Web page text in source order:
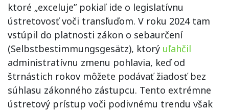
ktoré „exceluje” pokiaľ ide o legislatívnu
ústretovosť voči transľuďom. V roku 2024 tam
vstúpil do platnosti zákon o sebaurčení
(Selbstbestimmungsgesätz), ktorý uľahčil
administratívnu zmenu pohlavia, keď od
štrnástich rokov môžete podávať žiadosť bez
súhlasu zákonného zástupcu. Tento extrémne
ústretový prístup voči podivnému trendu však